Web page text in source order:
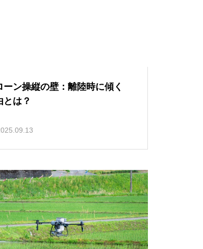
ーン操縦の壁：離陸時に傾く
とは？